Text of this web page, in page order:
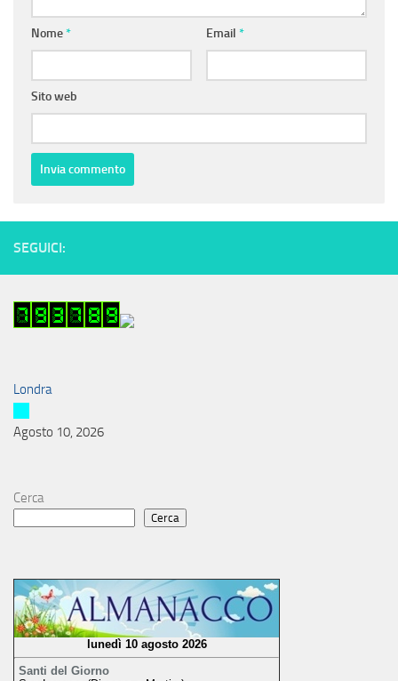
Nome* Email *
Sito web
SEGUICI:
Londra
Agosto 10, 2026
Cerca
Cerca